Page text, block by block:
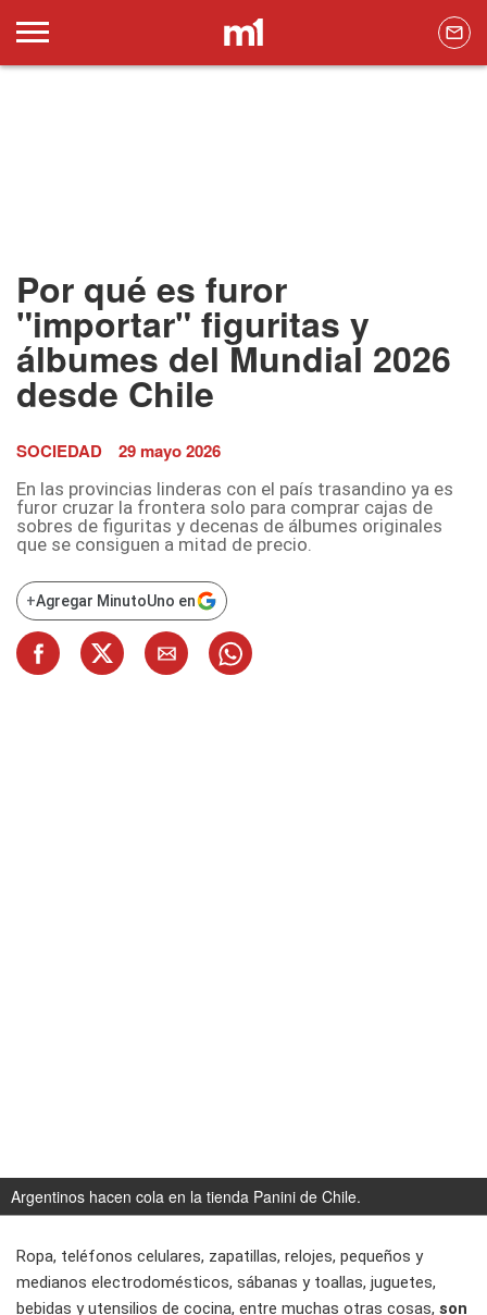
Por qué es furor
"importar" figuritas y
álbumes del Mundial 2026
desde Chile
SOCIEDAD 29 mayo 2026
En las provincias linderas con el país trasandino ya es
furor cruzar la frontera solo para comprar cajas de
sobres de figuritas y decenas de álbumes originales
que se consiguen a mitad de precio.
+Agregar MinutoUno en
Argentinos hacen cola en la tienda Panini de Chile.
Ropa, teléfonos celulares, zapatillas, relojes, pequeños y
medianos electrodomésticos, sábanas y toallas, juguetes,
bebidas y utensilios de cocina, entre muchas otras cosas, son